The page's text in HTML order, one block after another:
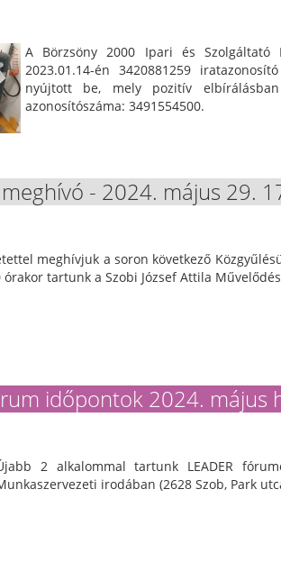
A Börzsöny 2000 Ipari és Szolgáltató
2023.01.14-én 3420881259
nyújtott be, mely pozitív
azonosítószáma: 3491554500.
- 2024. május 29.
meghívjuk a soron következő
órakor tartunk a Szobi József Attila
időpontok 2024. május
2 alkalommal tartunk LEADER
irodában (2628 Szob, Park